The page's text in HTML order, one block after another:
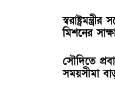
মিশনের
সৌদিতে
সময়সীমা